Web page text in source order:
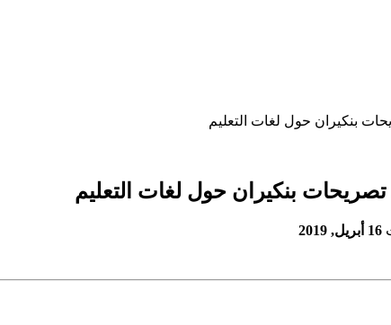
بنكيران حول لغات التعليم
بنكيران حول لغات التعليم
16 أبريل, 2019